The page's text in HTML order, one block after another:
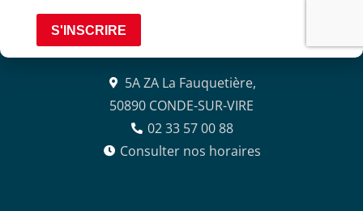
CONDÉ-SUR-VIRE
5A ZA La Fauquetière,
50890 CONDE-SUR-VIRE
02 33 57 00 88
Consulter nos horaires